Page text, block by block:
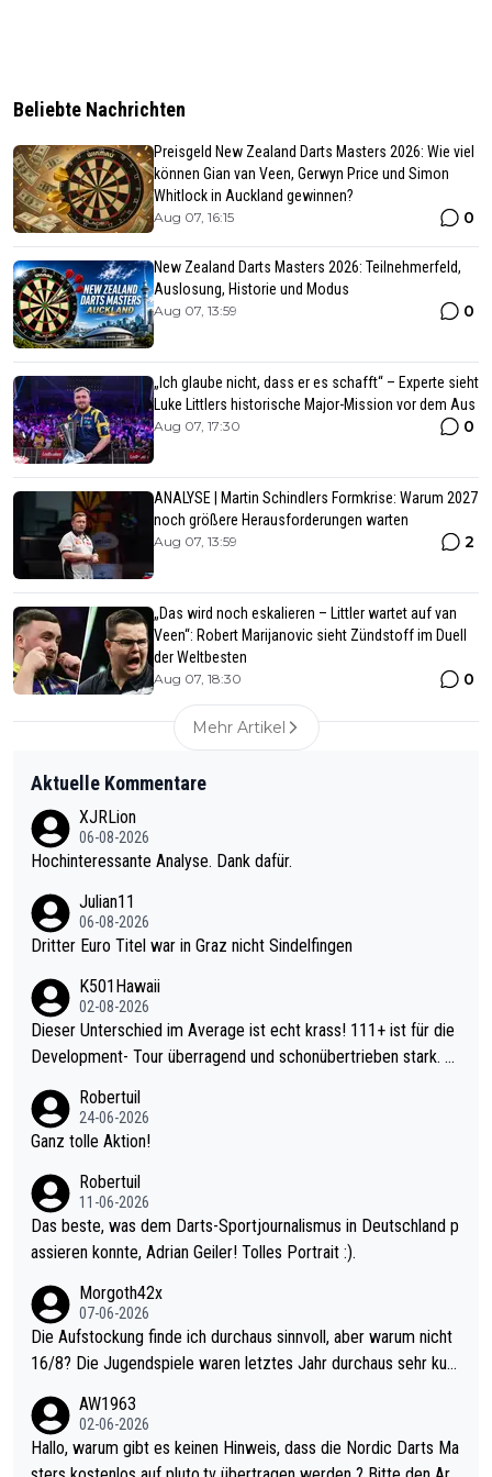
Beliebte Nachrichten
Preisgeld New Zealand Darts Masters 2026: Wie viel
können Gian van Veen, Gerwyn Price und Simon
Whitlock in Auckland gewinnen?
Aug 07, 16:15 0
New Zealand Darts Masters 2026: Teilnehmerfeld,
Auslosung, Historie und Modus
Aug 07, 13:59 0
„Ich glaube nicht, dass er es schafft“ – Experte sieht
Luke Littlers historische Major-Mission vor dem Aus
Aug 07, 17:30 0
ANALYSE | Martin Schindlers Formkrise: Warum 2027
noch größere Herausforderungen warten
Aug 07, 13:59 2
„Das wird noch eskalieren – Littler wartet auf van
Veen“: Robert Marijanovic sieht Zündstoff im Duell
der Weltbesten
Aug 07, 18:30 0
Mehr Artikel
Aktuelle Kommentare
XJRLion
06-08-2026
Hochinteressante Analyse. Dank dafür.
Julian11
06-08-2026
Dritter Euro Titel war in Graz nicht Sindelfingen
K501Hawaii
02-08-2026
Dieser Unterschied im Average ist echt krass! 111+ ist für die
Development- Tour überragend und schonübertrieben stark. U
mal 40+ erst recht. Da gewinnst keinen Blumentopf - ist ja noc
h krasser wie ein Pokalspiel eines Kreisligisten vs einem Bund
Robertuil
24-06-2026
Ganz tolle Aktion!
Robertuil
11-06-2026
Das beste, was dem Darts-Sportjournalismus in Deutschland p
assieren konnte, Adrian Geiler! Tolles Portrait :).
Morgoth42x
07-06-2026
Die Aufstockung finde ich durchaus sinnvoll, aber warum nicht
16/8? Die Jugendspiele waren letztes Jahr durchaus sehr kurz
Allerdings ist Mitchell Lawrie als Nummer 1 der Welt eh qualifi
ziert. Somit ändert die automatische Qualifikation des Weltmei
sters erstmal nichts. Ich denke sie wollen damit für nächstes J
AW1963
02-06-2026
Hallo, warum gibt es keinen Hinweis, dass die Nordic Darts Ma